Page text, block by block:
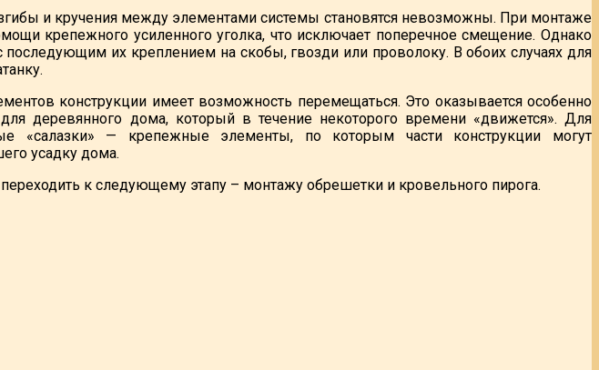
и кручения между элементами системы становятся невозможны. При монтаже
крепежного усиленного уголка, что исключает поперечное смещение. Однако
последующим их креплением на скобы, гвозди или проволоку. В обоих случаях для
конструкции имеет возможность перемещаться. Это оказывается особенно
деревянного дома, который в течение некоторого времени «движется». Для
«салазки» — крепежные элементы, по которым части конструкции могут
усадку дома.
к следующему этапу – монтажу обрешетки и кровельного пирога.